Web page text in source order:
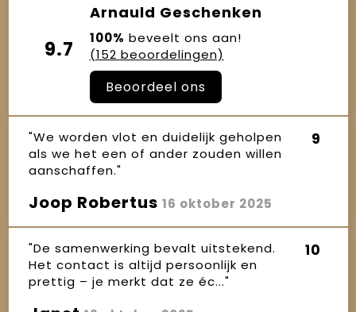
9.7
Arnauld Geschenken
100% beveelt ons aan!
(152 beoordelingen)
Beoordeel ons
"We worden vlot en duidelijk geholpen
als we het een of ander zouden willen
aanschaffen."
9
Joop Robertus 16 oktober 2025
"De samenwerking bevalt uitstekend.
Het contact is altijd persoonlijk en
prettig – je merkt dat ze éc..."
10